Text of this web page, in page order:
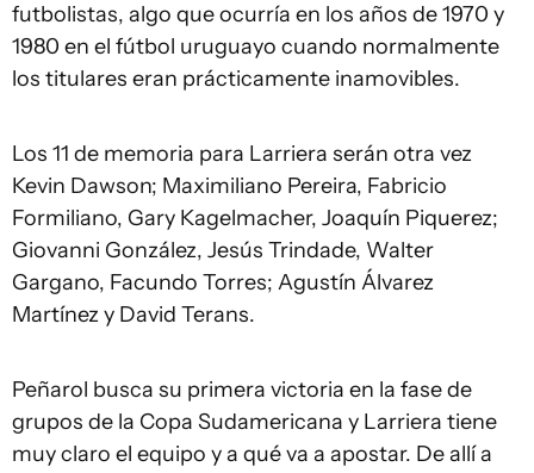
futbolistas, algo que ocurría en los años de 1970 y
1980 en el fútbol uruguayo cuando normalmente
los titulares eran prácticamente inamovibles.
Los 11 de memoria para Larriera serán otra vez
Kevin Dawson; Maximiliano Pereira, Fabricio
Formiliano, Gary Kagelmacher, Joaquín Piquerez;
Giovanni González, Jesús Trindade, Walter
Gargano, Facundo Torres; Agustín Álvarez
Martínez y David Terans.
Peñarol busca su primera victoria en la fase de
grupos de la Copa Sudamericana y Larriera tiene
muy claro el equipo y a qué va a apostar. De allí a